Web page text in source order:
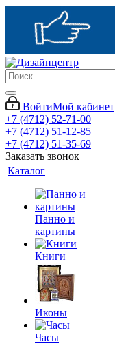
ВойтиМой кабинет
+7 (4712) 52-71-00
+7 (4712) 51-12-85
+7 (4712) 51-35-69
Заказать звонок
Каталог
Панно и
картины
Книги
Иконы
Часы